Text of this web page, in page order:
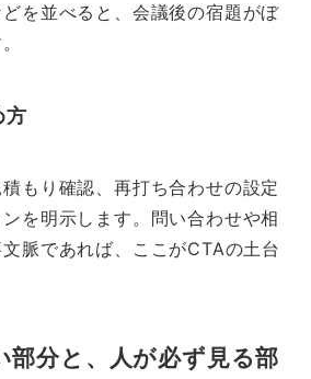
を並べると、会議後の宿題がぼ
方
もり確認、再打ち合わせの設定
を明示します。問い合わせや相
脈であれば、ここがCTAの土台
部分と、人が必ず見る部